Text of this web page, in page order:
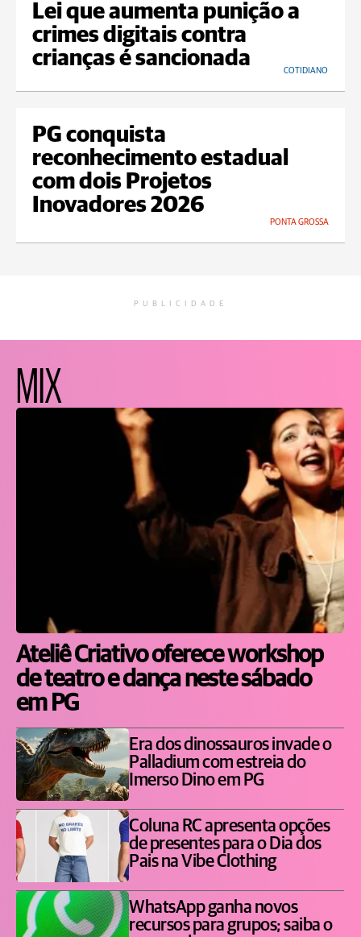
Lei que aumenta punição a
crimes digitais contra
crianças é sancionada
COTIDIANO
PG conquista
reconhecimento estadual
com dois Projetos
Inovadores 2026
PONTA GROSSA
PUBLICIDADE
MIX
Ateliê Criativo oferece workshop
de teatro e dança neste sábado
em PG
Era dos dinossauros invade o
Palladium com estreia do
Imerso Dino em PG
Coluna RC apresenta opções
de presentes para o Dia dos
Pais na Vibe Clothing
WhatsApp ganha novos
recursos para grupos; saiba o